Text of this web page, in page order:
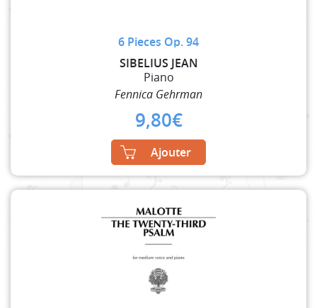
6 Pieces Op. 94
SIBELIUS JEAN
Piano
Fennica Gehrman
9,80€
Ajouter